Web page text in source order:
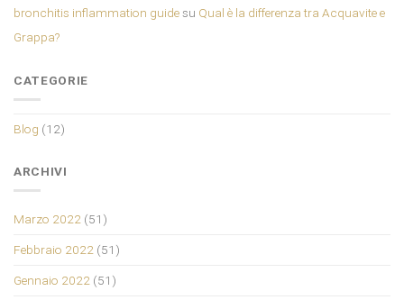
bronchitis inflammation guidesu Qual è la differenza tra Acquavite e
Grappa?
CATEGORIE
Blog (12)
ARCHIVI
Marzo 2022 (51)
Febbraio 2022 (51)
Gennaio 2022 (51)